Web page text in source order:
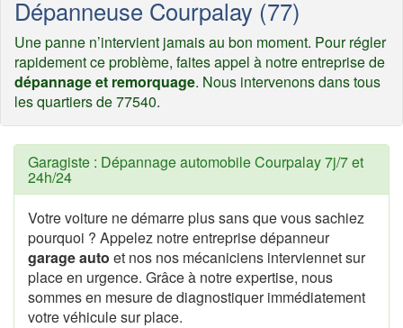
Dépanneuse Courpalay (77)
Une panne n’intervient jamais au bon moment. Pour régler
rapidement ce problème, faites appel à notre entreprise de
dépannage et remorquage. Nous intervenons dans tous
les quartiers de 77540.
Garagiste : Dépannage automobile Courpalay 7j/7 et
24h/24
Votre voiture ne démarre plus sans que vous sachiez
pourquoi ? Appelez notre entreprise dépanneur
garage auto et nos nos mécaniciens interviennet sur
place en urgence. Grâce à notre expertise, nous
sommes en mesure de diagnostiquer immédiatement
votre véhicule sur place.